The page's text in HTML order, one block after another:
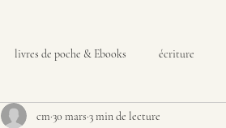
livres de poche & Ebooks écriture
cm 30 mars 3 min de lecture